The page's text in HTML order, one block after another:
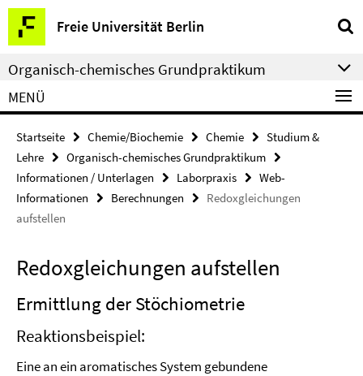
Springe
direkt
zu
Inhalt
Freie Universität Berlin
Service-
Navigation
Organisch-chemisches Grundpraktikum
MENÜ
Startseite Chemie/Biochemie Chemie
Studium &
Lehre
Organisch-chemisches Grundpraktikum
Informationen / Unterlagen
Laborpraxis
Web-
Informationen
Berechnungen
Redoxgleichungen
aufstellen
Redoxgleichungen aufstellen
Ermittlung der Stöchiometrie
Reaktionsbeispiel:
Eine an ein aromatisches System gebundene